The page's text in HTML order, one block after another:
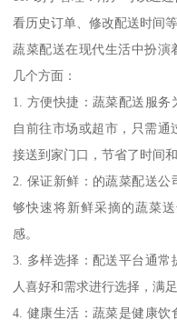
看历史订单、修改配送时间
蔬菜配送在现代生活中扮演
几个方面：
1. 方便快捷：蔬菜配送服
自前往市场或超市，只需
接送到家门口，节省了时间和
2. 保证新鲜：的蔬菜配送
够快速将新鲜采摘的蔬菜
感。
3. 多样选择：配送平台通
人喜好和需求进行选择，满
4. 健康生活：蔬菜是健康